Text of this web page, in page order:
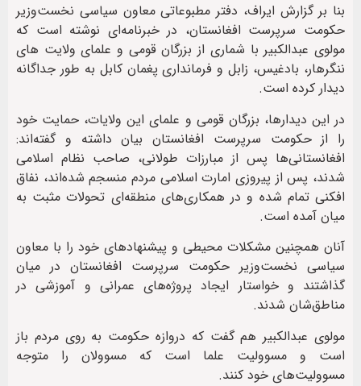
بنا بر گزارش ایراف، دفتر مطبوعاتی معاون سیاسی نخست‌وزیر
حکومت سرپرست افغانستان، در خبرنامه‌ای نوشته است که
مولوی عبدالکبیر با شماری از بزرگان قومی و علمای ولایت های
ننگرهار، بادغیس، زابل و فرمانداری پغمان کابل به طور جداگانه
دیدار کرده است.
در این دیدار‌ها، بزرگان قومی و علمای این ولایات، حمایت‌ خود
را از حکومت سرپرست افغانستان بیان داشته و گفته‌اند:
افغانستانی‌ها پس از مبارزات طولانی، صاحب نظام اسلامی
شدند، پس از پیروزی امارت اسلامی مردم منسجم شده‌اند، نفاق
افکنی تمام شده و در همکاری‌های منطقه‌ای تحولات مثبت به
میان آمده است.
آنان همچنین مشکلات محیطی و پیشنهادهای خود را با معاون
سیاسی نخست‌وزیر حکومت سرپرست افغانستان در میان
گذاشتند و خواستار ایجاد پروژه‌های عمرانی و آموزشی در
مناطق‌شان شدند.
مولوی عبدالکبیر هم گفت که دروازه حکومت به روی مردم باز
است و مسوولیت علما است که مسوولان را متوجه
مسوولیت‌های‌ خود کنند.